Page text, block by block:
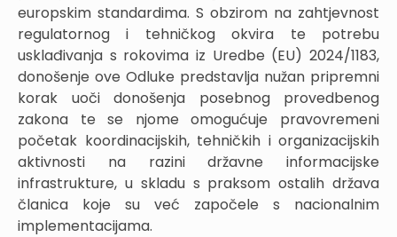
europskim standardima. S obzirom na zahtjevnost
regulatornog i tehničkog okvira te potrebu
usklađivanja s rokovima iz Uredbe (EU) 2024/1183,
donošenje ove Odluke predstavlja nužan pripremni
korak uoči donošenja posebnog provedbenog
zakona te se njome omogućuje pravovremeni
početak koordinacijskih, tehničkih i organizacijskih
aktivnosti na razini državne informacijske
infrastrukture, u skladu s praksom ostalih država
članica koje su već započele s nacionalnim
implementacijama.